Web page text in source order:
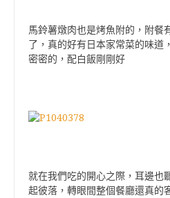
馬鈴薯燉肉也是烤魚附的，附餐
了，真的好有日本家常菜的味道
密密的，配白飯剛剛好
就在我們吃的開心之際，耳邊也
起彼落，轉眼間整個餐廳還真的